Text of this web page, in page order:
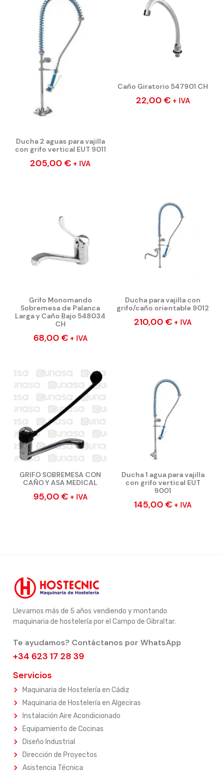
Ducha 2 aguas para vajilla
con grifo vertical EUT 9011
205,00 € + IVA
Caño Giratorio 547901 CH
22,00 € + IVA
Grifo Monomando
Sobremesa de Palanca
Larga y Caño Bajo 548034
CH
68,00 € + IVA
Ducha para vajilla con
grifo/caño orientable 9012
210,00 € + IVA
GRIFO SOBREMESA CON
CAÑO Y ASA MEDICAL
95,00 € + IVA
Ducha 1 agua para vajilla
con grifo vertical EUT
9001
145,00 € + IVA
Llevamos más de 5 años vendiendo y montando
maquinaria de hostelería por el Campo de Gibraltar.
Te ayudamos? Contáctanos por WhatsApp
+34 623 17 28 39
Servicios
Maquinaria de Hostelería en Cádiz
Maquinaria de Hostelería en Algeciras
Instalación Aire Acondicionado
Equipamiento de Cocinas
Diseño Industrial
Dirección de Proyectos
Asistencia Técnica